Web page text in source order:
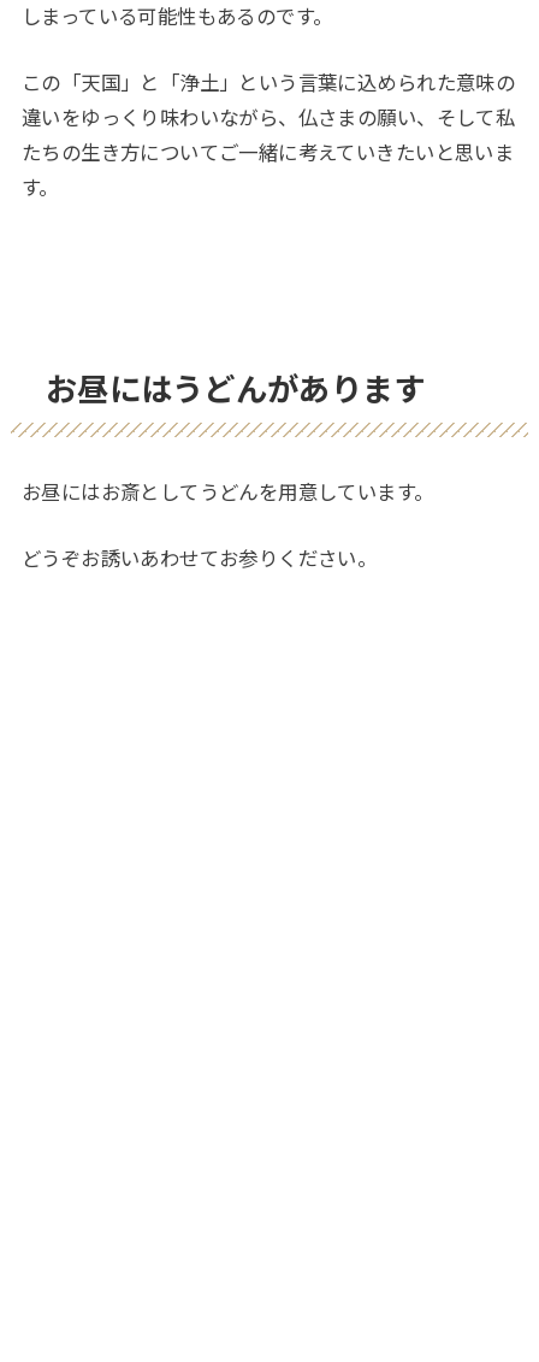
しまっている可能性もあるのです。
この「天国」と「浄土」という言葉に込められた意味の
違いをゆっくり味わいながら、仏さまの願い、そして私
たちの生き方についてご一緒に考えていきたいと思いま
す。
お昼にはうどんがあります
お昼にはお斎としてうどんを用意しています。
どうぞお誘いあわせてお参りください。